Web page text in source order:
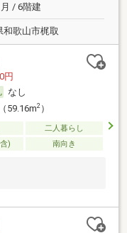
/ 6階建
和歌山市梶取
円
なし
59.16m2）
二人暮らし
) 南向き